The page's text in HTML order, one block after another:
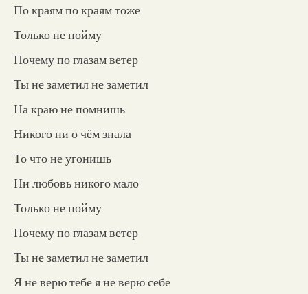
По краям по краям тоже
Только не пойму
Почему по глазам ветер
Ты не заметил не заметил
На краю не помнишь
Никого ни о чём знала
То что не угонишь
Ни любовь никого мало
Только не пойму
Почему по глазам ветер
Ты не заметил не заметил
Я не верю тебе я не верю себе